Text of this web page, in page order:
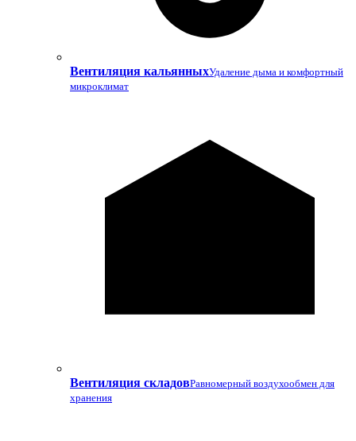
Вентиляция кальянныхУдаление дыма и комфортный
микроклимат
Вентиляция складовРавномерный воздухообмен для
хранения